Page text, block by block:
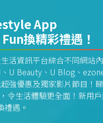
App
換精彩禮遇！
活資訊平台綜合不同網站
U Beauty、U Blog、
強優惠及獨家影片節目！
令生活體驗更全面！新用
禮遇。